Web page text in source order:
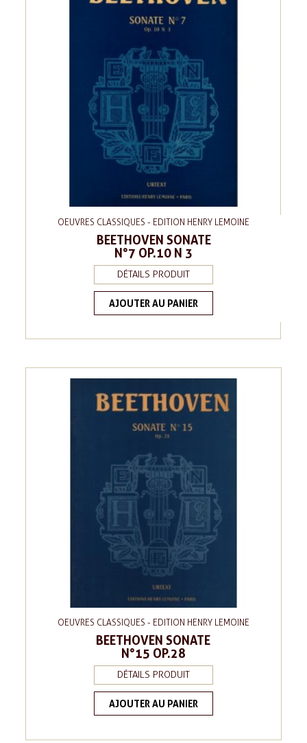
OEUVRES CLASSIQUES - EDITION HENRY LEMOINE
BEETHOVEN SONATE
N°7 OP.10 N 3
DÉTAILS PRODUIT
AJOUTER AU PANIER
OEUVRES CLASSIQUES - EDITION HENRY LEMOINE
BEETHOVEN SONATE
N°15 OP.28
DÉTAILS PRODUIT
AJOUTER AU PANIER